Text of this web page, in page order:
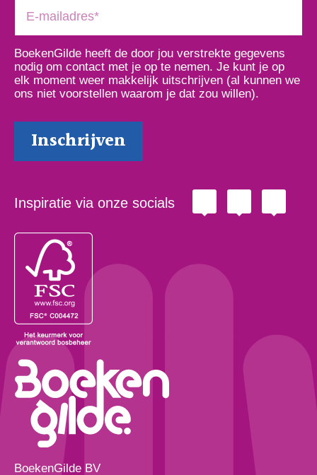
BoekenGilde heeft de door jou verstrekte gegevens
nodig om contact met je op te nemen. Je kunt je op
elk moment weer makkelijk uitschrijven (al kunnen we
ons niet voorstellen waarom je dat zou willen).
Inspiratie via onze socials
BoekenGilde BV